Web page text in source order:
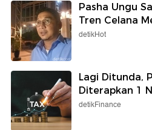
Pasha Ungu
Tren Celana
detikHot
Lagi Ditunda,
Diterapkan 1
detikFinance